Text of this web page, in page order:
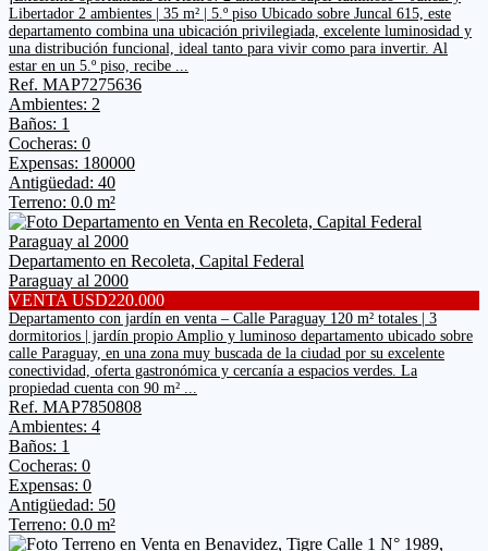
Libertador 2 ambientes | 35 m² | 5.º piso Ubicado sobre Juncal 615, este
departamento combina una ubicación privilegiada, excelente luminosidad y
una distribución funcional, ideal tanto para vivir como para invertir. Al
estar en un 5.º piso, recibe ...
Ref. MAP7275636
Ambientes: 2
Baños: 1
Cocheras: 0
Expensas: 180000
Antigüedad: 40
Terreno: 0.0 m²
Departamento en Recoleta, Capital Federal
Paraguay al 2000
VENTA USD220.000
Departamento con jardín en venta – Calle Paraguay 120 m² totales | 3
dormitorios | jardín propio Amplio y luminoso departamento ubicado sobre
calle Paraguay, en una zona muy buscada de la ciudad por su excelente
conectividad, oferta gastronómica y cercanía a espacios verdes. La
propiedad cuenta con 90 m² ...
Ref. MAP7850808
Ambientes: 4
Baños: 1
Cocheras: 0
Expensas: 0
Antigüedad: 50
Terreno: 0.0 m²